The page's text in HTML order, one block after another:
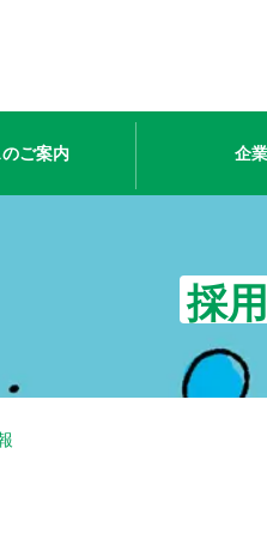
ご案内 企
採